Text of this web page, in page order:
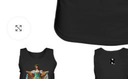
Klick zum Vergrößern